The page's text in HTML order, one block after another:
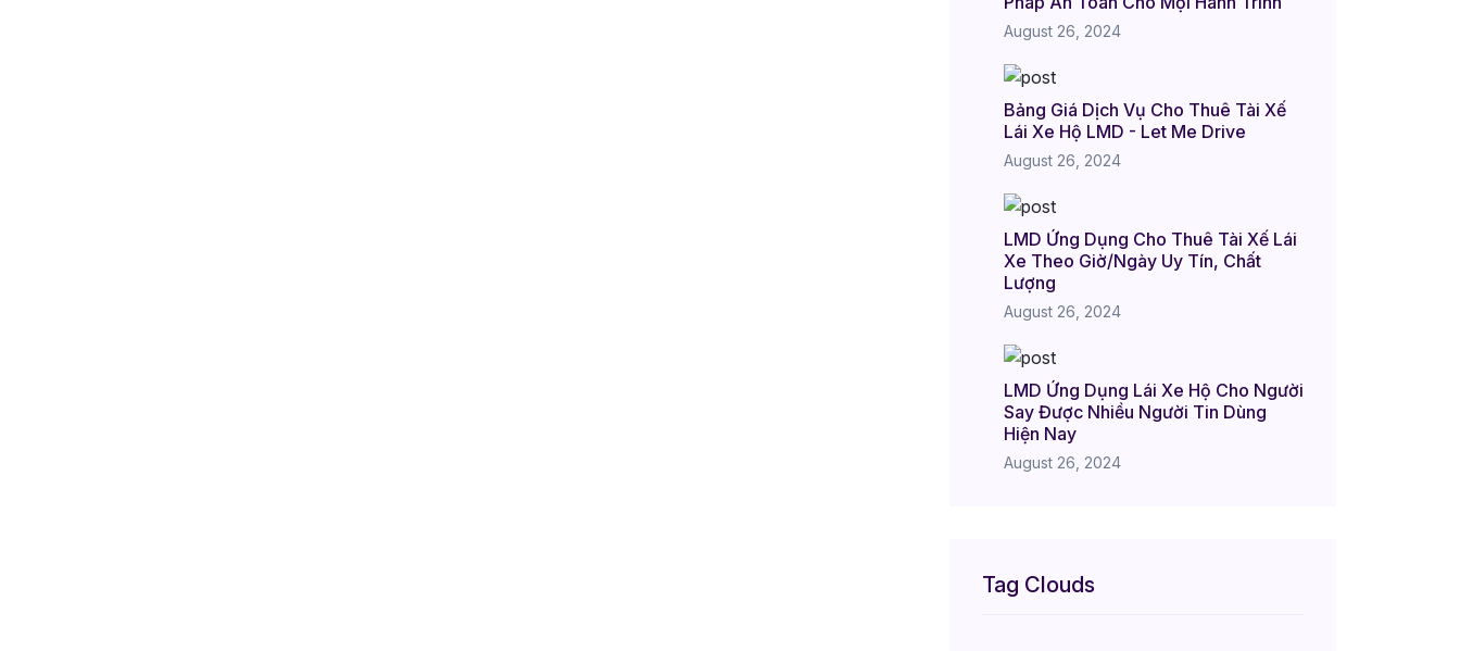
August 26, 2024
Bảng Giá Dịch Vụ Cho Thuê Tài Xế
Lái Xe Hộ LMD - Let Me Drive
August 26, 2024
LMD Ứng Dụng Cho Thuê Tài Xế Lái
Xe Theo Giờ/Ngày Uy Tín, Chất
Lượng
August 26, 2024
LMD Ứng Dụng Lái Xe Hộ Cho Người
Say Được Nhiều Người Tin Dùng
Hiện Nay
August 26, 2024
Tag Clouds